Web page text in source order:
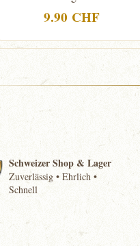
9.90 CHF
Schweizer Shop & Lager
Zuverlässig • Ehrlich •
Schnell